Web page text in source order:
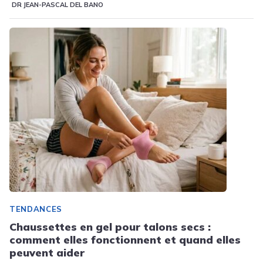
DR JEAN-PASCAL DEL BANO
TENDANCES
Chaussettes en gel pour talons secs :
comment elles fonctionnent et quand elles
peuvent aider